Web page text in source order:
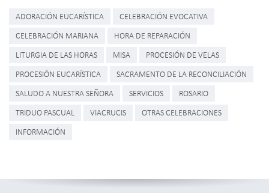
ADORACIÓN EUCARÍSTICA
CELEBRACIÓN EVOCATIVA
CELEBRACIÓN MARIANA
HORA DE REPARACIÓN
LITURGIA DE LAS HORAS
MISA
PROCESIÓN DE VELAS
PROCESIÓN EUCARÍSTICA
SACRAMENTO DE LA RECONCILIACIÓN
SALUDO A NUESTRA SEÑORA
SERVICIOS
ROSARIO
TRIDUO PASCUAL
VIACRUCIS
OTRAS CELEBRACIONES
INFORMACIÓN